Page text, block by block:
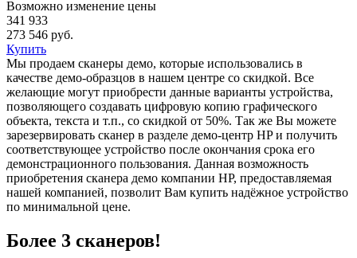
Возможно изменение цены
341 933
273 546 руб.
Купить
Мы продаем сканеры демо, которые использовались в
качестве демо-образцов в нашем центре со скидкой. Все
желающие могут приобрести данные варианты устройства,
позволяющего создавать цифровую копию графического
объекта, текста и т.п., со скидкой от 50%. Так же Вы можете
зарезервировать сканер в разделе демо-центр HP и получить
соответствующее устройство после окончания срока его
демонстрационного пользования. Данная возможность
приобретения сканера демо компании HP, предоставляемая
нашей компанией, позволит Вам купить надёжное устройство
по минимальной цене.
Более 3 сканеров!